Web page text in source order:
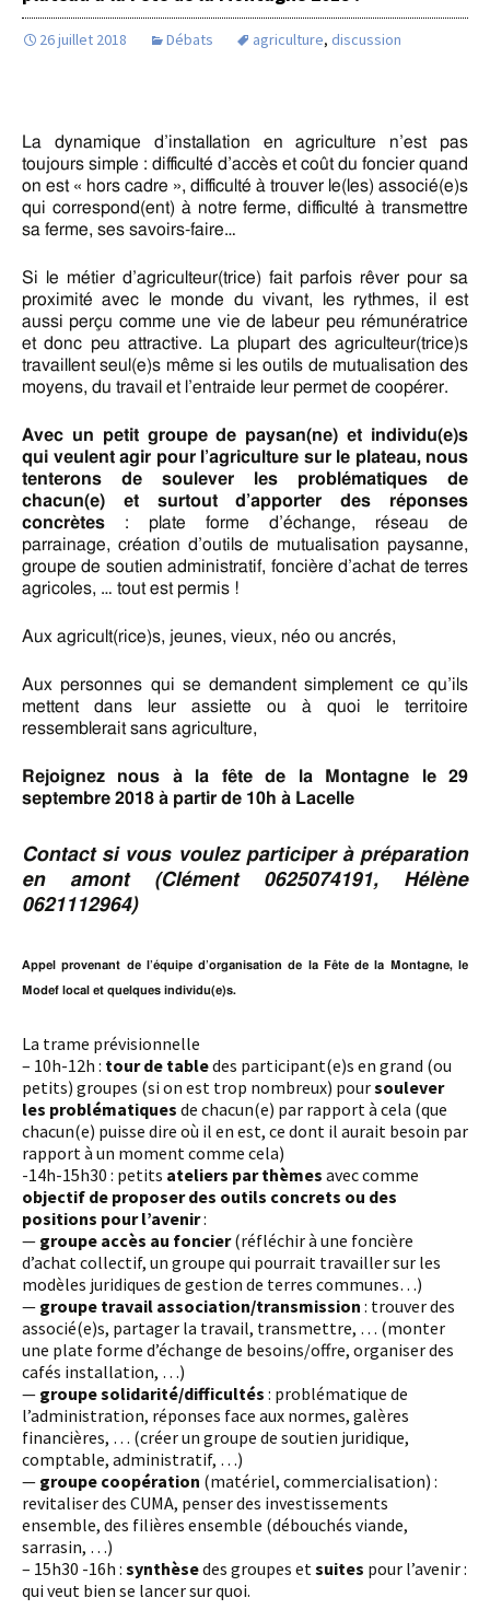
26 juillet 2018 Débats agriculture, discussion
La dynamique d’installation en agriculture n’est pas
toujours simple : difficulté d’accès et coût du foncier quand
on est « hors cadre », difficulté à trouver le(les) associé(e)s
qui correspond(ent) à notre ferme, difficulté à transmettre
sa ferme, ses savoirs-faire…
Si le métier d’agriculteur(trice) fait parfois rêver pour sa
proximité avec le monde du vivant, les rythmes, il est
aussi perçu comme une vie de labeur peu rémunératrice
et donc peu attractive. La plupart des agriculteur(trice)s
travaillent seul(e)s même si les outils de mutualisation des
moyens, du travail et l’entraide leur permet de coopérer.
Avec un petit groupe de paysan(ne) et individu(e)s
qui veulent agir pour l’agriculture sur le plateau, nous
tenterons de soulever les problématiques de
chacun(e) et surtout d’apporter des réponses
concrètes : plate forme d’échange, réseau de
parrainage, création d’outils de mutualisation paysanne,
groupe de soutien administratif, foncière d’achat de terres
agricoles, … tout est permis !
Aux agricult(rice)s, jeunes, vieux, néo ou ancrés,
Aux personnes qui se demandent simplement ce qu’ils
mettent dans leur assiette ou à quoi le territoire
ressemblerait sans agriculture,
Rejoignez nous à la fête de la Montagne le 29
septembre 2018 à partir de 10h à Lacelle
Contact si vous voulez participer à préparation
en amont (Clément 0625074191, Hélène
0621112964)
Appel provenant de l’équipe d’organisation de la Fête de la Montagne, le
Modef local et quelques individu(e)s.
La trame prévisionnelle
– 10h-12h : tour de tabledes participant(e)s en grand (ou
petits) groupes (si on est trop nombreux) poursoulever
les problématiques de chacun(e) par rapport à cela (que
chacun(e) puisse dire où il en est, ce dont il aurait besoin par
rapport à un moment comme cela)
-14h-15h30 : petits ateliers par thèmes avec comme
objectif de proposer des outils concrets ou des
positions pour l’avenir:
— groupe accès au foncier(réfléchir à une foncière
d’achat collectif, un groupe qui pourrait travailler sur les
modèles juridiques de gestion de terres communes…)
— groupe travail association/transmission : trouver des
associé(e)s, partager la travail, transmettre, … (monter
une plate forme d’échange de besoins/offre, organiser des
cafés installation, …)
— groupe solidarité/difficultés : problématique de
l’administration, réponses face aux normes, galères
financières, … (créer un groupe de soutien juridique,
comptable, administratif, …)
— groupe coopération (matériel, commercialisation) :
revitaliser des CUMA, penser des investissements
ensemble, des filières ensemble (débouchés viande,
sarrasin, …)
– 15h30 -16h : synthèsedes groupes et suites pour l’avenir :
qui veut bien se lancer sur quoi.